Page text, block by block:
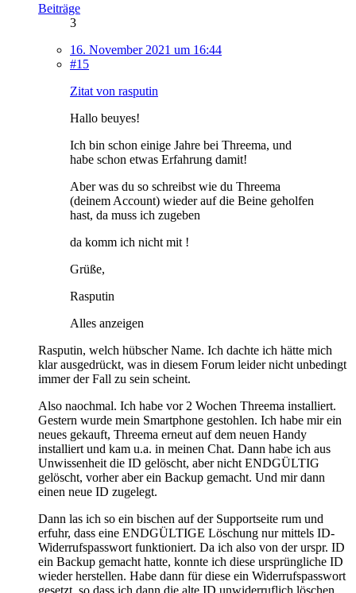
Beiträge
3
16. November 2021 um 16:44
#15
Zitat von rasputin
Hallo beuyes!
Ich bin schon einige Jahre bei Threema, und
habe schon etwas Erfahrung damit!
Aber was du so schreibst wie du Threema
(deinem Account) wieder auf die Beine geholfen
hast, da muss ich zugeben
da komm ich nicht mit !
Grüße,
Rasputin
Alles anzeigen
Rasputin, welch hübscher Name. Ich dachte ich hätte mich
klar ausgedrückt, was in diesem Forum leider nicht unbedingt
immer der Fall zu sein scheint.
Also naochmal. Ich habe vor 2 Wochen Threema installiert.
Gestern wurde mein Smartphone gestohlen. Ich habe mir ein
neues gekauft, Threema erneut auf dem neuen Handy
installiert und kam u.a. in meinen Chat. Dann habe ich aus
Unwissenheit die ID gelöscht, aber nicht ENDGÜLTIG
gelöscht, vorher aber ein Backup gemacht. Und mir dann
einen neue ID zugelegt.
Dann las ich so ein bischen auf der Supportseite rum und
erfuhr, dass eine ENDGÜLTIGE Löschung nur mittels ID-
Widerrufspasswort funktioniert. Da ich also von der urspr. ID
ein Backup gemacht hatte, konnte ich diese ursprüngliche ID
wieder herstellen. Habe dann für diese ein Widerrufspasswort
gesetzt, so dass ich dann die alte ID unwiderruflich löschen